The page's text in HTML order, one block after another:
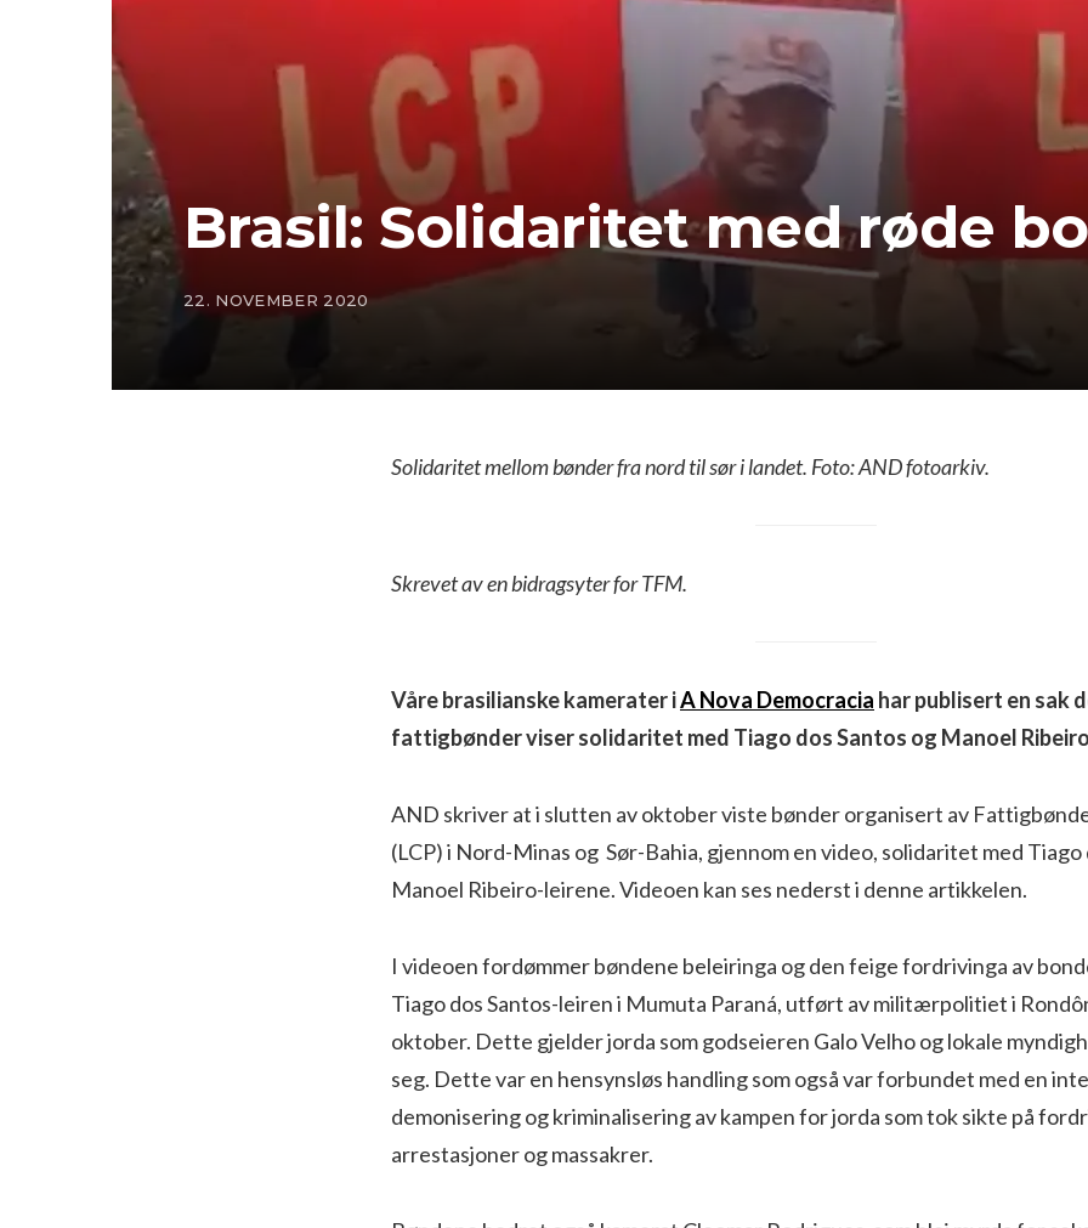
Brasil: Solidaritet med røde
22. NOVEMBER 2020
Solidaritet mellom bønder fra nord til sør i landet. Foto: AND fotoarkiv.
Skrevet av en bidragsyter for TFM.
Våre brasilianske kamerater iA Nova Democracia har publisert en sak
fattigbønder viser solidaritet med Tiago dos Santos og Manoel
AND skriver at i slutten av oktober viste bønder organisert av
(LCP) i Nord-Minas og Sør-Bahia, gjennom en video, solidaritet med Tiago
Manoel Ribeiro-leirene. Videoen kan ses nederst i denne artikkelen.
I videoen fordømmer bøndene beleiringa og den feige fordrivinga av
Tiago dos Santos-leiren i Mumuta Paraná, utført av militærpolitiet i
oktober. Dette gjelder jorda som godseieren Galo Velho og lokale
seg. Dette var en hensynsløs handling som også var forbundet med en
demonisering og kriminalisering av kampen for jorda som tok sikte på
arrestasjoner og massakrer.